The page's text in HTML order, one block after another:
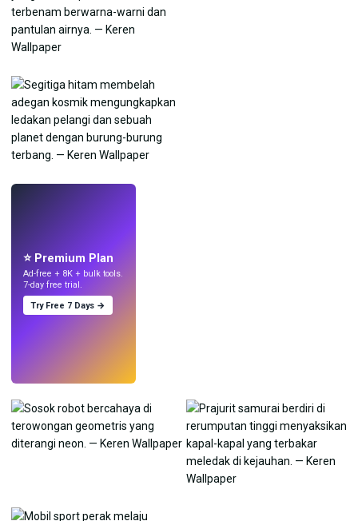
⭐ Premium Plan
Ad-free + 8K + bulk tools.
7-day free trial.
Try Free 7 Days →